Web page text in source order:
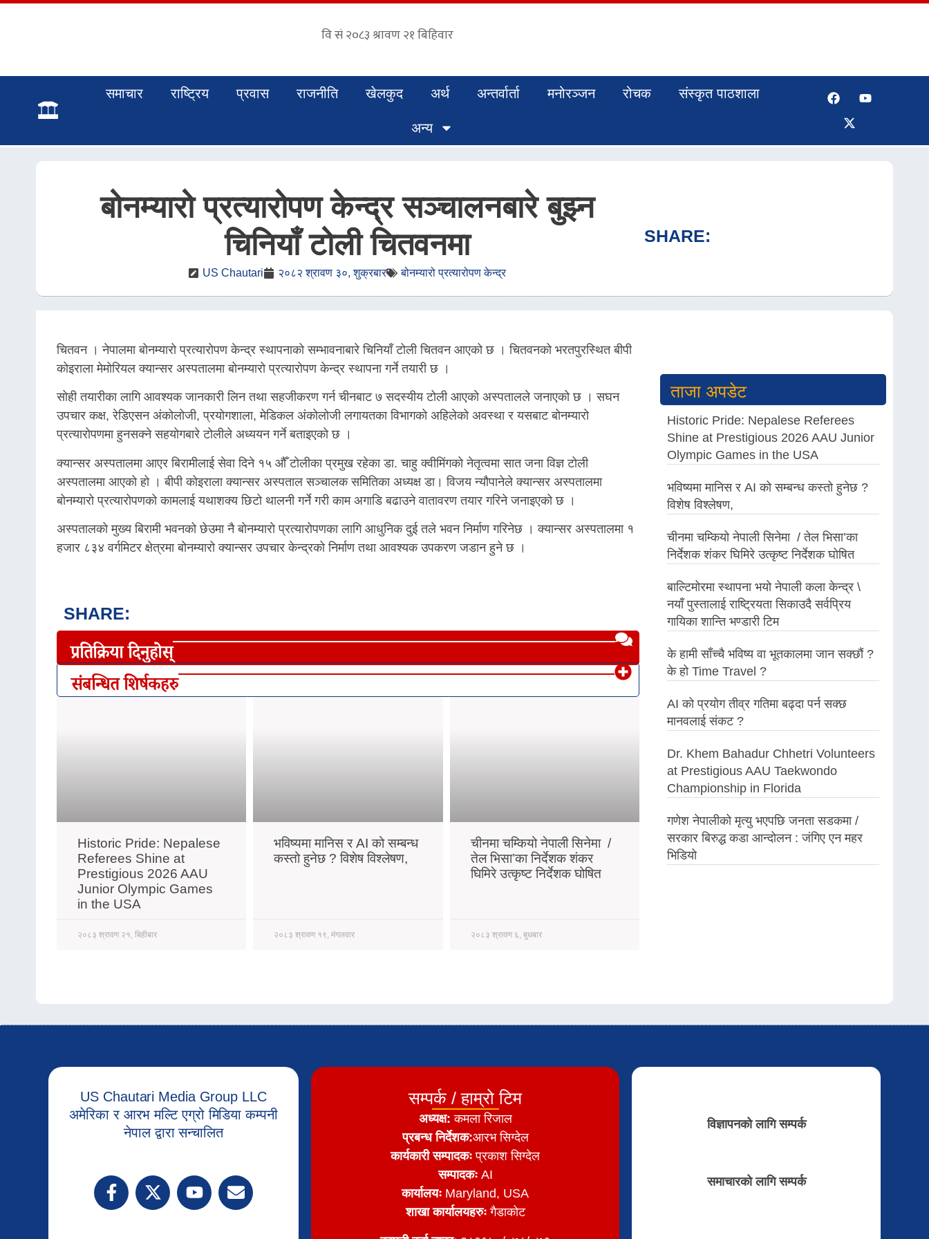
समाचार राष्ट्रिय प्रवास राजनीति खेलकुद अर्थ अन्तर्वार्ता मनोरञ्जन रोचक संस्कृत पाठशाला
अन्य
बोनम्यारो प्रत्यारोपण केन्द्र सञ्चालनबारे बुझ्न
चिनियाँ टोली चितवनमा
US Chautari २०८२ श्रावण ३०, शुक्रबार बोनम्यारो प्रत्यारोपण केन्द्र
SHARE:
चितवन । नेपालमा बोनम्यारो प्रत्यारोपण केन्द्र स्थापनाको सम्भावनाबारे चिनियाँ टोली चितवन आएको छ । चितवनको भरतपुरस्थित बीपी
कोइराला मेमोरियल क्यान्सर अस्पतालमा बोनम्यारो प्रत्यारोपण केन्द्र स्थापना गर्ने तयारी छ ।
सोही तयारीका लागि आवश्यक जानकारी लिन तथा सहजीकरण गर्न चीनबाट ७ सदस्यीय टोली आएको अस्पतालले जनाएको छ । सघन
उपचार कक्ष, रेडिएसन अंकोलोजी, प्रयोगशाला, मेडिकल अंकोलोजी लगायतका विभागको अहिलेको अवस्था र यसबाट बोनम्यारो
प्रत्यारोपणमा हुनसक्ने सहयोगबारे टोलीले अध्ययन गर्ने बताइएको छ ।
क्यान्सर अस्पतालमा आएर बिरामीलाई सेवा दिने १५ औँ टोलीका प्रमुख रहेका डा. चाहु क्वीमिंगको नेतृत्वमा सात जना विज्ञ टोली
अस्पतालमा आएको हो । बीपी कोइराला क्यान्सर अस्पताल सञ्चालक समितिका अध्यक्ष डा। विजय न्यौपानेले क्यान्सर अस्पतालमा
बोनम्यारो प्रत्यारोपणको कामलाई यथाशक्य छिटो थालनी गर्ने गरी काम अगाडि बढाउने वातावरण तयार गरिने जनाइएको छ ।
अस्पतालको मुख्य बिरामी भवनको छेउमा नै बोनम्यारो प्रत्यारोपणका लागि आधुनिक दुई तले भवन निर्माण गरिनेछ । क्यान्सर अस्पतालमा १
हजार ८३४ वर्गमिटर क्षेत्रमा बोनम्यारो क्यान्सर उपचार केन्द्रको निर्माण तथा आवश्यक उपकरण जडान हुने छ ।
SHARE:
प्रतिक्रिया दिनुहोस्
संबन्धित शिर्षकहरु
Historic Pride: Nepalese
Referees Shine at
Prestigious 2026 AAU
Junior Olympic Games
in the USA
२०८३ श्रावण २१, बिहीबार
भविष्यमा मानिस र AI को सम्बन्ध
कस्तो हुनेछ ? विशेष विश्लेषण,
२०८३ श्रावण १९, मंगलवार
चीनमा चम्कियो नेपाली सिनेमा /
तेल भिसा’का निर्देशक शंकर
घिमिरे उत्कृष्ट निर्देशक घोषित
२०८३ श्रावण ६, बुधबार
ताजा अपडेट
Historic Pride: Nepalese Referees
Shine at Prestigious 2026 AAU Junior
Olympic Games in the USA
भविष्यमा मानिस र AI को सम्बन्ध कस्तो हुनेछ ?
विशेष विश्लेषण,
चीनमा चम्कियो नेपाली सिनेमा / तेल भिसा’का
निर्देशक शंकर घिमिरे उत्कृष्ट निर्देशक घोषित
बाल्टिमोरमा स्थापना भयो नेपाली कला केन्द्र \
नयाँ पुस्तालाई राष्ट्रियता सिकाउदै सर्वप्रिय
गायिका शान्ति भण्डारी टिम
के हामी साँच्चै भविष्य वा भूतकालमा जान सक्छौं ?
के हो Time Travel ?
AI को प्रयोग तीव्र गतिमा बढ्दा पर्न सक्छ
मानवलाई संकट ?
Dr. Khem Bahadur Chhetri Volunteers
at Prestigious AAU Taekwondo
Championship in Florida
गणेश नेपालीको मृत्यु भएपछि जनता सडकमा /
सरकार बिरुद्ध कडा आन्दोलन : जंगिए एन महर
भिडियो
US Chautari Media Group LLC
अमेरिका र आरभ मल्टि एग्रो मिडिया कम्पनी
नेपाल द्वारा सन्चालित
सम्पर्क / हाम्रो टिम
अध्यक्ष:कमला रिजाल
प्रबन्ध निर्देशक:आरभ सिग्देल
कार्यकारी सम्पादकः प्रकाश सिग्देल
सम्पादकःAI
कार्यालयः Maryland, USA
शाखा कार्यालयहरुःगैडाकोट
विज्ञापनको लागि सम्पर्क
समाचारको लागि सम्पर्क